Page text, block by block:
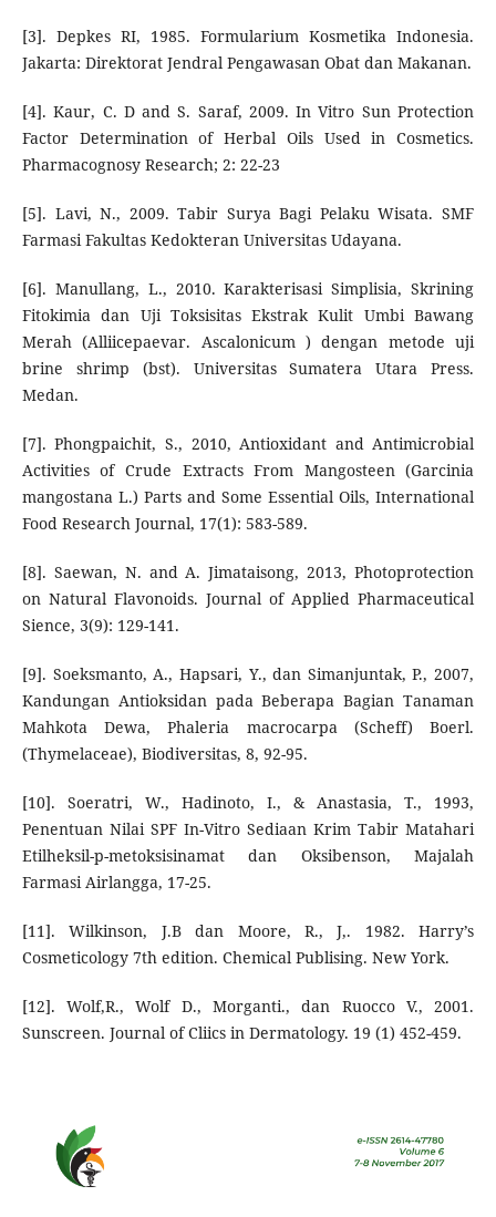
[3]. Depkes RI, 1985. Formularium Kosmetika Indonesia.
Jakarta: Direktorat Jendral Pengawasan Obat dan Makanan.
[4]. Kaur, C. D and S. Saraf, 2009. In Vitro Sun Protection
Factor Determination of Herbal Oils Used in Cosmetics.
Pharmacognosy Research; 2: 22-23
[5]. Lavi, N., 2009. Tabir Surya Bagi Pelaku Wisata. SMF
Farmasi Fakultas Kedokteran Universitas Udayana.
[6]. Manullang, L., 2010. Karakterisasi Simplisia, Skrining
Fitokimia dan Uji Toksisitas Ekstrak Kulit Umbi Bawang
Merah (Alliicepaevar. Ascalonicum ) dengan metode uji
brine shrimp (bst). Universitas Sumatera Utara Press.
Medan.
[7]. Phongpaichit, S., 2010, Antioxidant and Antimicrobial
Activities of Crude Extracts From Mangosteen (Garcinia
mangostana L.) Parts and Some Essential Oils, International
Food Research Journal, 17(1): 583-589.
[8]. Saewan, N. and A. Jimataisong, 2013, Photoprotection
on Natural Flavonoids. Journal of Applied Pharmaceutical
Sience, 3(9): 129-141.
[9]. Soeksmanto, A., Hapsari, Y., dan Simanjuntak, P., 2007,
Kandungan Antioksidan pada Beberapa Bagian Tanaman
Mahkota Dewa, Phaleria macrocarpa (Scheff) Boerl.
(Thymelaceae), Biodiversitas, 8, 92-95.
[10]. Soeratri, W., Hadinoto, I., & Anastasia, T., 1993,
Penentuan Nilai SPF In-Vitro Sediaan Krim Tabir Matahari
Etilheksil-p-metoksisinamat dan Oksibenson, Majalah
Farmasi Airlangga, 17-25.
[11]. Wilkinson, J.B dan Moore, R., J,. 1982. Harry’s
Cosmeticology 7th edition. Chemical Publising. New York.
[12]. Wolf,R., Wolf D., Morganti., dan Ruocco V., 2001.
Sunscreen. Journal of Cliics in Dermatology. 19 (1) 452-459.